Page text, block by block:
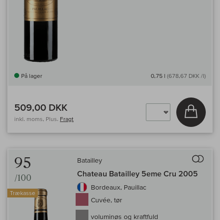
På lager 0,75 l (678,67 DKK /l)
509,00 DKK
inkl. moms, Plus. Fragt
Læg i
95
/100
Trækasse
Batailley
Chateau Batailley 5eme Cru 2005
Bordeaux, Pauillac
Cuvée, tør
voluminøs og kraftfuld